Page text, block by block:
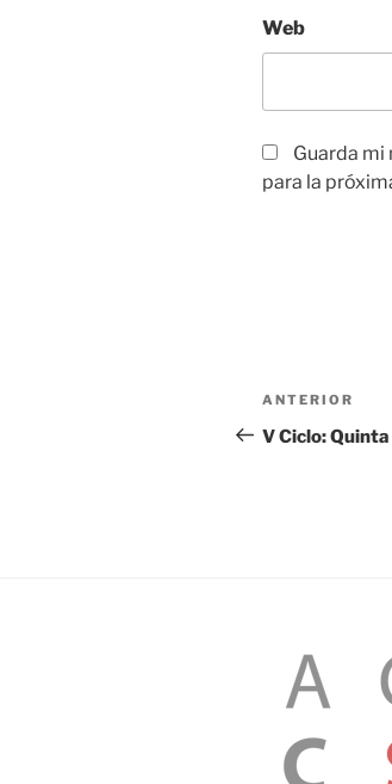
Web
Guarda mi
para la
de
Entrada
anterior:
ANTERIOR
V Ciclo: